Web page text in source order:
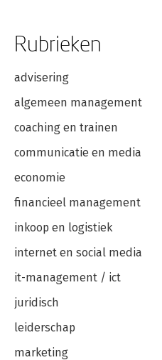
Rubrieken
advisering
algemeen management
coaching en trainen
communicatie en media
economie
financieel management
inkoop en logistiek
internet en social media
it-management / ict
juridisch
leiderschap
marketing